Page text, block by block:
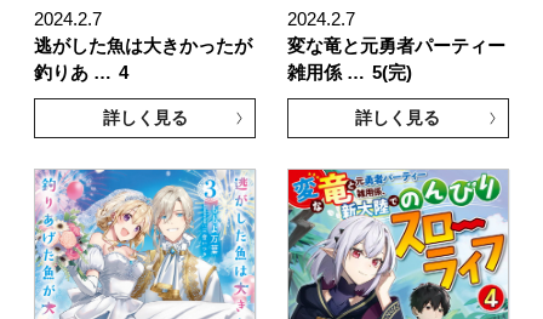
2024.2.7
逃がした魚は大きかったが
釣りあ … 4
詳しく見る
2024.2.7
変な竜と元勇者パーティー
雑用係 … 5(完)
詳しく見る